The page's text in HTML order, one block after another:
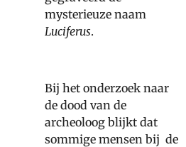
mysterieuze naam
Luciferus.
Bij het onderzoek naar
de dood van de
archeoloog blijkt dat
sommige mensen bij de